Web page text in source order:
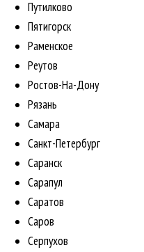
Путилково
Пятигорск
Раменское
Реутов
Ростов-На-Дону
Рязань
Самара
Санкт-Петербург
Саранск
Сарапул
Саратов
Саров
Серпухов